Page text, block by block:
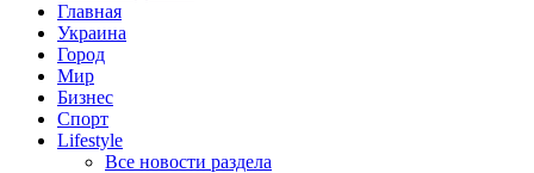
Главная
Украина
Город
Мир
Бизнес
Спорт
Lifestyle
Все новости раздела